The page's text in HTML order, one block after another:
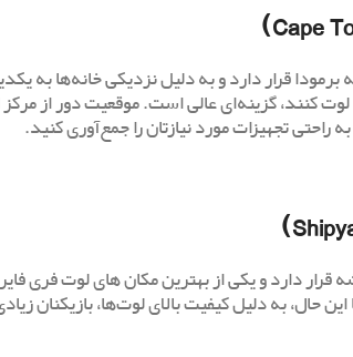
قرار دارد و به دلیل نزدیکی خانه‌ها به
کنند، گزینه‌ای عالی است. موقعیت دور از
تجهیزات مورد نیازتان را جمع‌آوری کنید.
دارد و یکی از بهترین مکان های لوت فری
حال، به دلیل کیفیت بالای لوت‌ها، بازیکنان